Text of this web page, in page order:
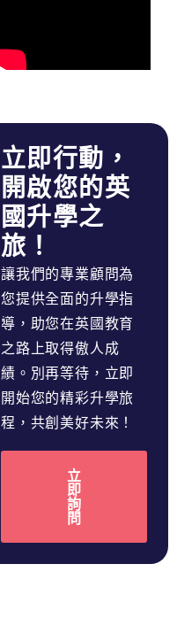
立即行動，
開啟您的英
國升學之
旅！
讓我們的專業顧問為
您提供全面的升學指
導，助您在英國教育
之路上取得傲人成
績。別再等待，立即
開始您的精彩升學旅
程，共創美好未來！
立
即
詢
問